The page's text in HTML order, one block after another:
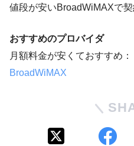
値段が安いBroadWiMAXで
おすすめのプロバイダ
月額料金が安くておすすめ：
BroadWiMAX